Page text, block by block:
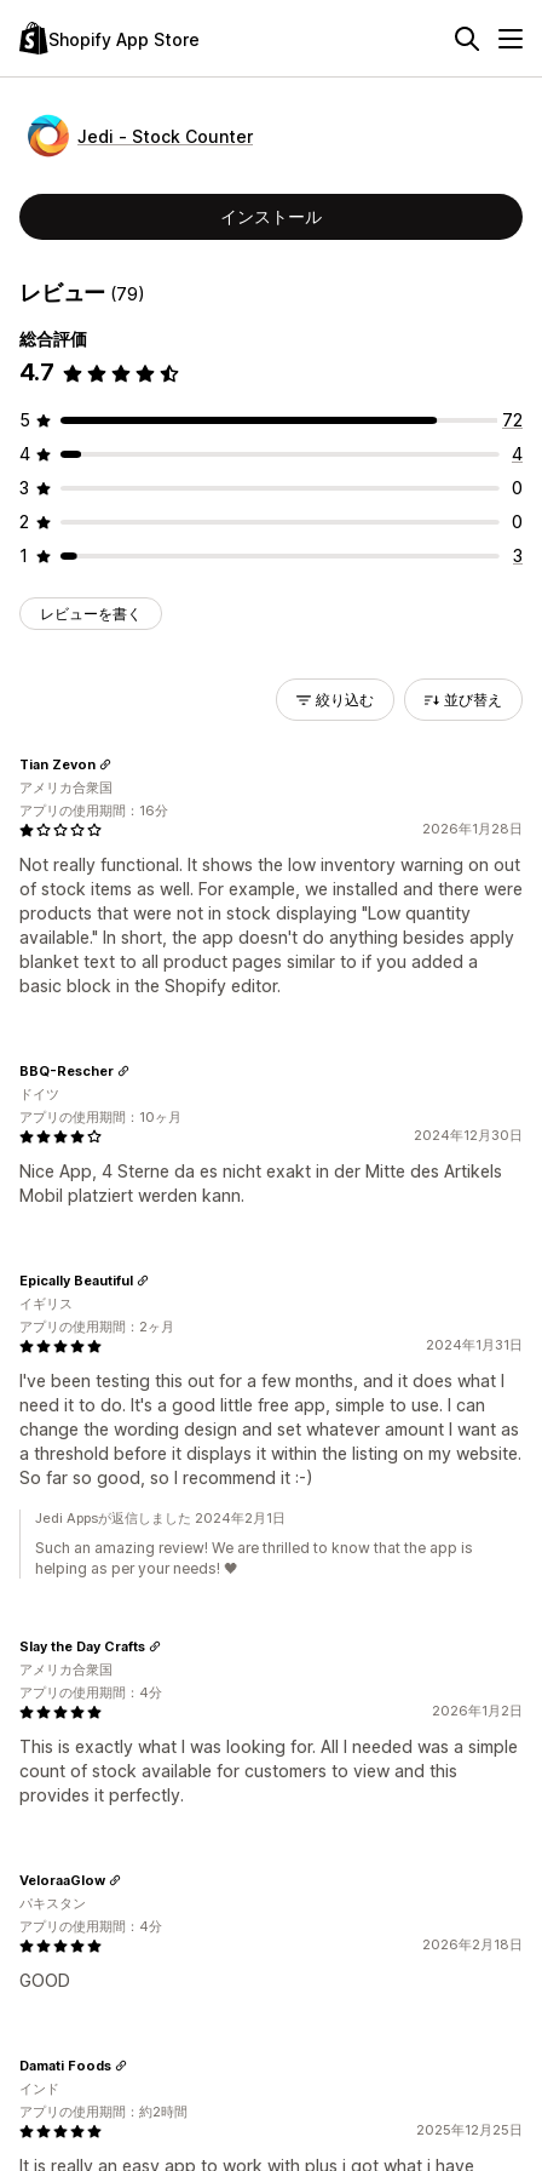
Shopify App Store
Jedi ‑ Stock Counter
インストール
レビュー (79)
総合評価
4.7
5
72
4
4
3
0
2
0
1
3
レビューを書く
絞り込む 並び替え
2026年1月28日
Not really functional. It shows the low inventory warning on out
of stock items as well. For example, we installed and there were
products that were not in stock displaying "Low quantity
available." In short, the app doesn't do anything besides apply
blanket text to all product pages similar to if you added a
basic block in the Shopify editor.
Tian Zevon
アメリカ合衆国
アプリの使用期間：16分
2024年12月30日
Nice App, 4 Sterne da es nicht exakt in der Mitte des Artikels
Mobil platziert werden kann.
BBQ-Rescher
ドイツ
アプリの使用期間：10ヶ月
2024年1月31日
I've been testing this out for a few months, and it does what I
need it to do. It's a good little free app, simple to use. I can
change the wording design and set whatever amount I want as
a threshold before it displays it within the listing on my website.
So far so good, so I recommend it :-)
Epically Beautiful
イギリス
アプリの使用期間：2ヶ月
Jedi Appsが返信しました 2024年2月1日
Such an amazing review! We are thrilled to know that the app is
helping as per your needs! 🖤
2026年1月2日
This is exactly what I was looking for. All I needed was a simple
count of stock available for customers to view and this
provides it perfectly.
Slay the Day Crafts
アメリカ合衆国
アプリの使用期間：4分
2026年2月18日
GOOD
VeloraaGlow
パキスタン
アプリの使用期間：4分
2025年12月25日
It is really an easy app to work with plus i got what i have
Damati Foods
インド
アプリの使用期間：約2時間